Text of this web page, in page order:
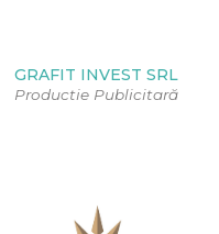
GRAFIT INVEST SRL
Productie Publicitară